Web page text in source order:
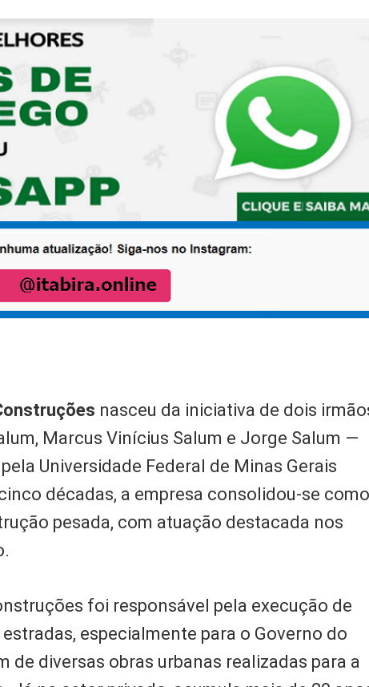
nasceu da iniciativa de dois
Marcus Vinícius Salum e Jorge Salum —
Universidade Federal de Minas Gerais
décadas, a empresa consolidou-se como
pesada, com atuação destacada nos
foi responsável pela execução de
especialmente para o Governo do
de diversas obras urbanas realizadas para a